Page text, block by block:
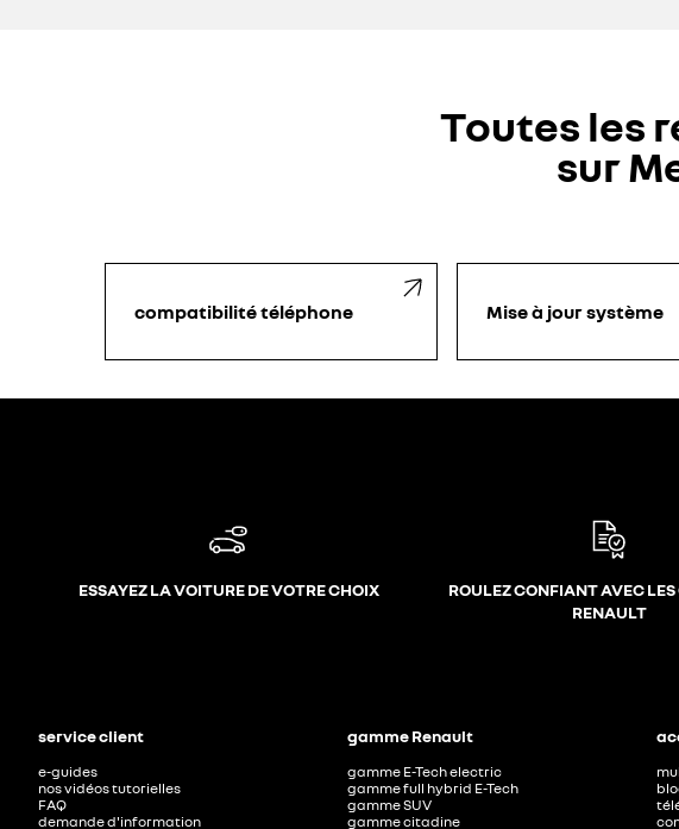
Toutes les
sur
compatibilité téléphone Mise à jour système
ESSAYEZ LA VOITURE DE VOTRE CHOIX
ROULEZ CONFIANT AVEC
RENAULT
service client
e-guides
nos vidéos tutorielles
FAQ
demande d'information
gamme Renault
gamme E-Tech electric
gamme full hybrid E-Tech
gamme SUV
gamme citadine